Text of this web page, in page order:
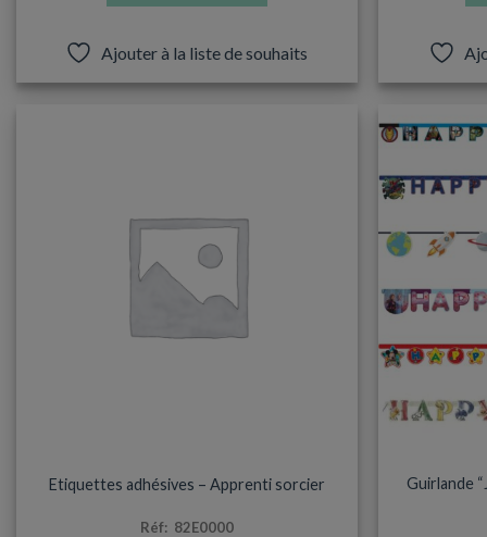
Ajouter à la liste de souhaits
Etiquettes adhésives – Apprenti sorcier
Réf: 82E0000
Guirlande